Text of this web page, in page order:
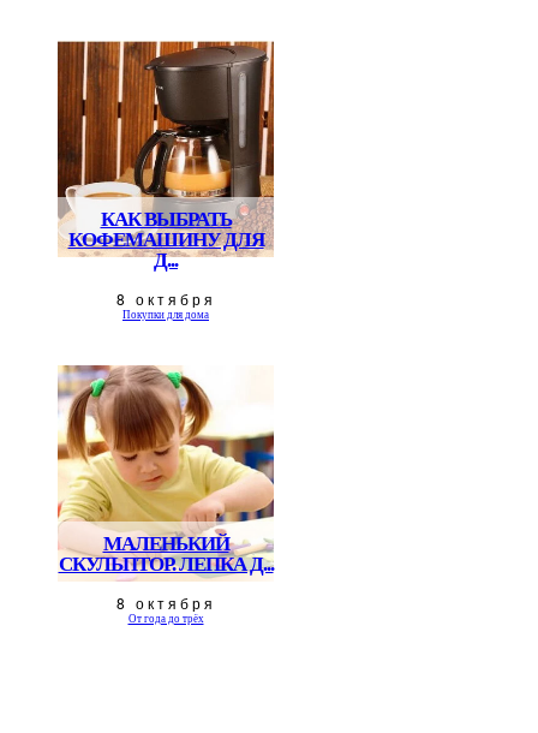
КАК ВЫБРАТЬ
КОФЕМАШИНУ ДЛЯ
Д...
8 октября
Покупки для дома
МАЛЕНЬКИЙ
СКУЛЬПТОР. ЛЕПКА Д...
8 октября
От года до трёх